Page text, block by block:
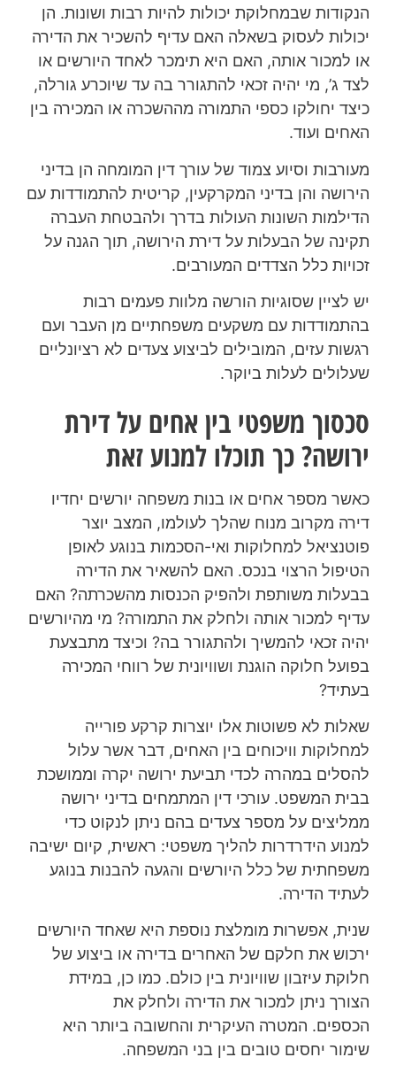
הנקודות שבמחלוקת יכולות להיות רבות ושונות. הן
יכולות לעסוק בשאלה האם עדיף להשכיר את הדירה
או למכור אותה, האם היא תימכר לאחד היורשים או
לצד ג’, מי יהיה זכאי להתגורר בה עד שיוכרע גורלה,
כיצד יחולקו כספי התמורה מההשכרה או המכירה בין
האחים ועוד.
מעורבות וסיוע צמוד של עורך דין המומחה הן בדיני
הירושה והן בדיני המקרקעין, קריטית להתמודדות עם
הדילמות השונות העולות בדרך ולהבטחת העברה
תקינה של הבעלות על דירת הירושה, תוך הגנה על
זכויות כלל הצדדים המעורבים.
יש לציין שסוגיות הורשה מלוות פעמים רבות
בהתמודדות עם משקעים משפחתיים מן העבר ועם
רגשות עזים, המובילים לביצוע צעדים לא רציונליים
שעלולים לעלות ביוקר.
סכסוך משפטי בין אחים על דירת
ירושה? כך תוכלו למנוע זאת
כאשר מספר אחים או בנות משפחה יורשים יחדיו
דירה מקרוב מנוח שהלך לעולמו, המצב יוצר
פוטנציאל למחלוקות ואי-הסכמות בנוגע לאופן
הטיפול הרצוי בנכס. האם להשאיר את הדירה
בבעלות משותפת ולהפיק הכנסות מהשכרתה? האם
עדיף למכור אותה ולחלק את התמורה? מי מהיורשים
יהיה זכאי להמשיך ולהתגורר בה? וכיצד מתבצעת
בפועל חלוקה הוגנת ושוויונית של רווחי המכירה
בעתיד?
שאלות לא פשוטות אלו יוצרות קרקע פורייה
למחלוקות וויכוחים בין האחים, דבר אשר עלול
להסלים במהרה לכדי תביעת ירושה יקרה וממושכת
בבית המשפט. עורכי דין המתמחים בדיני ירושה
ממליצים על מספר צעדים בהם ניתן לנקוט כדי
למנוע הידרדרות להליך משפטי: ראשית, קיום ישיבה
משפחתית של כלל היורשים והגעה להבנות בנוגע
לעתיד הדירה.
שנית, אפשרות מומלצת נוספת היא שאחד היורשים
ירכוש את חלקם של האחרים בדירה או ביצוע של
חלוקת עיזבון שוויונית בין כולם. כמו כן, במידת
הצורך ניתן למכור את הדירה ולחלק את
הכספים. המטרה העיקרית והחשובה ביותר היא
שימור יחסים טובים בין בני המשפחה.